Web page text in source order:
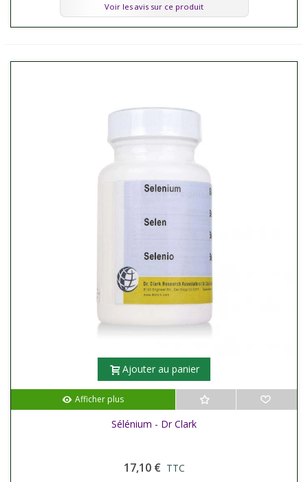
Voir les avis sur ce produit
Ajouter au panier
Afficher plus
Sélénium - Dr Clark
17,10 € TTC